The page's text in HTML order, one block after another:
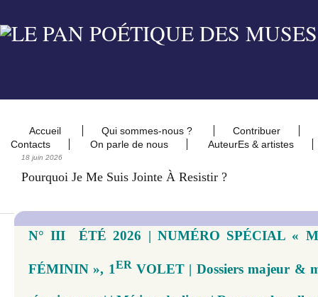
Accueil Qui sommes-nous ?
Contribuer
Contacts
On parle de nous AuteurEs & artistes
18 juin 2026
Pourquoi Je Me Suis Jointe À Resistir ?
N° III ÉTÉ 2026 | NUMÉRO SPÉCIAL «
FÉMININ », 1ERVOLET | Dossiers majeur &